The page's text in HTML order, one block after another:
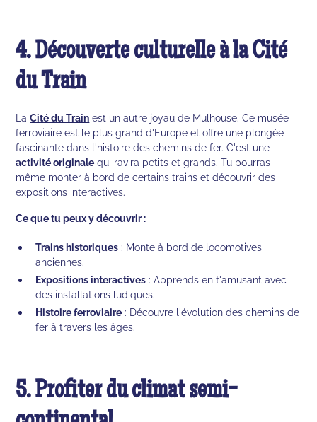
4. Découverte culturelle à la Cité
du Train
LaCité du Train est un autre joyau de Mulhouse. Ce musée
ferroviaire est le plus grand d'Europe et offre une plongée
fascinante dans l'histoire des chemins de fer. C'est une
activité originale qui ravira petits et grands. Tu pourras
même monter à bord de certains trains et découvrir des
expositions interactives.
Ce que tu peux y découvrir :
Trains historiques : Monte à bord de locomotives
anciennes.
Expositions interactives : Apprends en t'amusant avec
des installations ludiques.
Histoire ferroviaire : Découvre l'évolution des chemins de
fer à travers les âges.
5. Profiter du climat semi-